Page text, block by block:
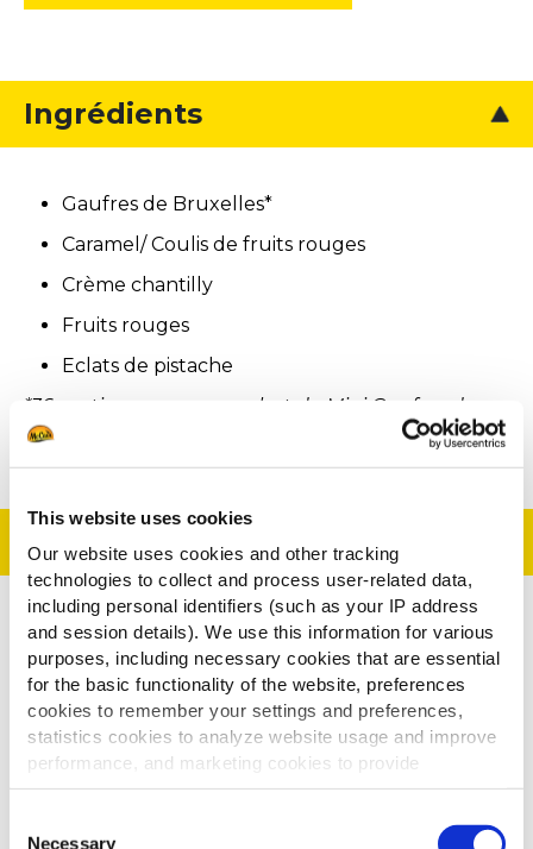
This website uses cookies
Our website uses cookies and other tracking
technologies to collect and process user-related data,
including personal identifiers (such as your IP address
and session details). We use this information for various
purposes, including necessary cookies that are essential
for the basic functionality of the website, preferences
cookies to remember your settings and preferences,
statistics cookies to analyze website usage and improve
performance, and marketing cookies to provide
personalized content and advertising.
By clicking 'Allow all cookies', you consent to the use of
Selection
Necessary
Ingrédients
Gaufres de Bruxelles*
Caramel/ Coulis de fruits rouges
Crème chantilly
Fruits rouges
Eclats de pistache
*36 portions avec un sachet de Mini Gaufres de
Bruxelles
Préparation
Cuire les Gaufres de Bruxelles surgelées en
suivant les recommandations sur l'emballage
adaptées aux modes de cuisson dont vous
disposez
Remplir harmonieusement les différents trous
de la gaufre avec de la crème chantilly, du